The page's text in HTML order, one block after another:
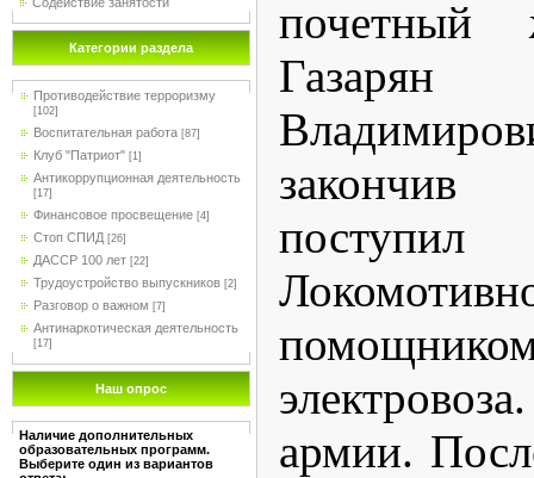
Категории раздела
Противодействие терроризму
[102]
Воспитательная работа [87]
Клуб "Патриот" [1]
Антикоррупционная деятельность
[17]
Финансовое просвещение [4]
Стоп СПИД [26]
ДАССР 100 лет [22]
Трудоустройство выпускников [2]
Разговор о важном [7]
Антинаркотическая деятельность
[17]
Наш опрос
Наличие дополнительных
образовательных программ.
Выберите один из вариантов
почетный
армии.